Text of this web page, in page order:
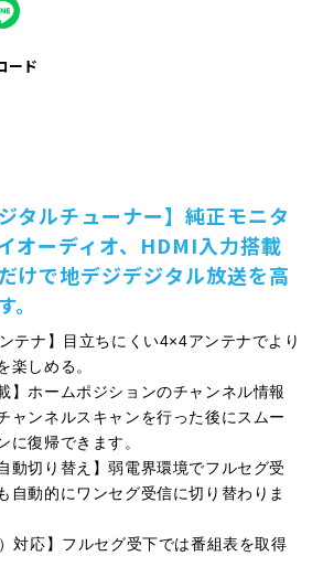
ード
タルチューナー】純正モニタ
オーディオ、HDMI入力搭載
けで地デジデジタル放送を高
テナ】目立ちにくい4×4アンテナでより
楽しめる。
】ホームポジションのチャンネル情報
ャンネルスキャンを行った後にスムー
に復帰できます。
動切り替え】弱電界環境でフルセグ受
自動的にワンセグ受信に切り替わりま
対応】フルセグ受下では番組表を取得